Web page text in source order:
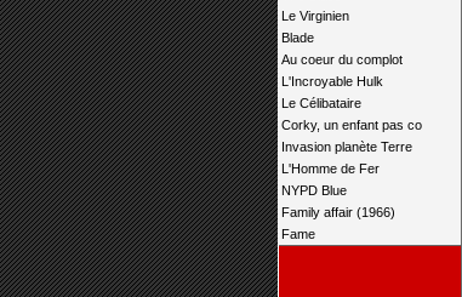
Le Virginien
Blade
Au coeur du complot
L'Incroyable Hulk
Le Célibataire
Corky, un enfant pas co
Invasion planète Terre
L'Homme de Fer
NYPD Blue
Family affair (1966)
Fame